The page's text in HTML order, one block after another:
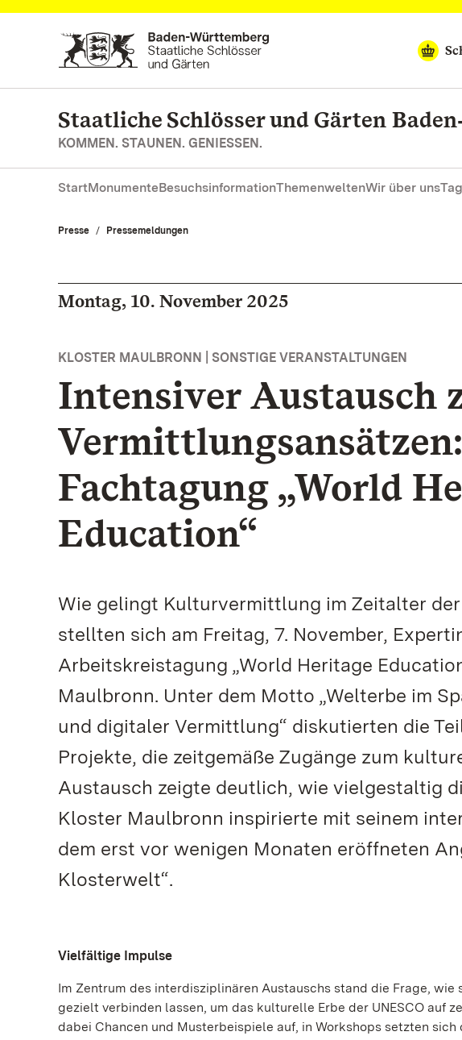
Zum Hauptinhalt springen
Staatliche Schlösser und Gärten
KOMMEN. STAUNEN. GENIESSEN.
StartMonumenteBesuchsinformationThemenweltenWir über uns
Presse Pressemeldungen
Montag, 10. November 2025
KLOSTER MAULBRONN | SONSTIGE VERANSTALTUNGEN
Intensiver Austausch
Fachtagung „World
Education“
Wie gelingt Kulturvermittlung im Zeitalter
stellten sich am Freitag, 7. November,
Arbeitskreistagung „World Heritage
Maulbronn. Unter dem Motto „Welterbe im
und digitaler Vermittlung“ diskutierten die
Projekte, die zeitgemäße Zugänge zum
Austausch zeigte deutlich, wie vielgestaltig
Kloster Maulbronn inspirierte mit seinem
dem erst vor wenigen Monaten eröffneten
Klosterwelt“.
Vielfältige Impulse
Im Zentrum des interdisziplinären Austauschs stand die Frage,
gezielt verbinden lassen, um das kulturelle Erbe der UNESCO auf
dabei Chancen und Musterbeispiele auf, in Workshops setzten